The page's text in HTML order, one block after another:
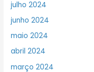
julho 2024
junho 2024
maio 2024
abril 2024
março 2024